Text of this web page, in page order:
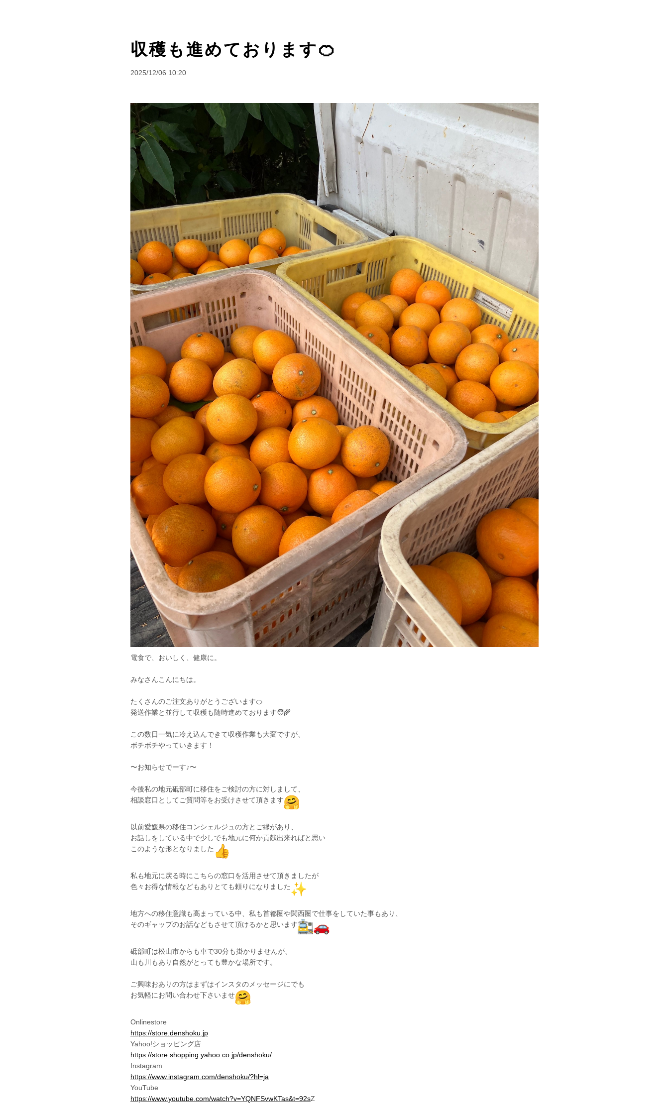
収穫も進めております🍊
2025/12/06 10:20
電食で、おいしく、健康に。
みなさんこんにちは。
たくさんのご注文ありがとうございます🍊
発送作業と並行して収穫も随時進めております🧑‍🌾
この数日一気に冷え込んできて収穫作業も大変ですが、
ボチボチやっていきます！
〜お知らせでーす♪〜
今後私の地元砥部町に移住をご検討の方に対しまして、
相談窓口としてご質問等をお受けさせて頂きます
以前愛媛県の移住コンシェルジュの方とご縁があり、
お話しをしている中で少しでも地元に何か貢献出来ればと思い
このような形となりました
私も地元に戻る時にこちらの窓口を活用させて頂きましたが
色々お得な情報などもありとても頼りになりました
地方への移住意識も高まっている中、私も首都圏や関西圏で仕事をしていた事もあり、
そのギャップのお話などもさせて頂けるかと思います
砥部町は松山市からも車で30分も掛かりませんが、
山も川もあり自然がとっても豊かな場所です。
ご興味おありの方はまずはインスタのメッセージにでも
お気軽にお問い合わせ下さいませ
Onlinestore
https://store.denshoku.jp
Yahoo!ショッピング店
https://store.shopping.yahoo.co.jp/denshoku/
Instagram
https://www.instagram.com/denshoku/?hl=ja
YouTube
https://www.youtube.com/watch?v=YQNFSvwKTas&t=92sZ